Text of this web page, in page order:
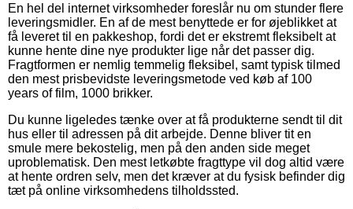
En hel del internet virksomheder foreslår nu om stunder flere
leveringsmidler. En af de mest benyttede er for øjeblikket at
få leveret til en pakkeshop, fordi det er ekstremt fleksibelt at
kunne hente dine nye produkter lige når det passer dig.
Fragtformen er nemlig temmelig fleksibel, samt typisk tilmed
den mest prisbevidste leveringsmetode ved køb af 100
years of film, 1000 brikker.
Du kunne ligeledes tænke over at få produkterne sendt til dit
hus eller til adressen på dit arbejde. Denne bliver tit en
smule mere bekostelig, men på den anden side meget
uproblematisk. Den mest letkøbte fragttype vil dog altid være
at hente ordren selv, men det kræver at du fysisk befinder dig
tæt på online virksomhedens tilholdssted.